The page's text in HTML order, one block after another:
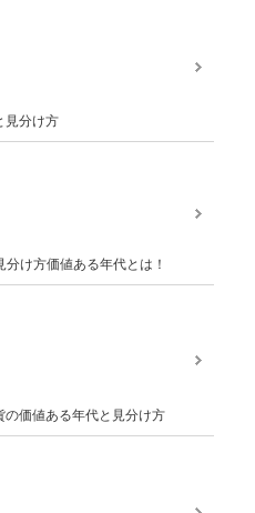
見分け方
け方価値ある年代とは！
の価値ある年代と見分け方